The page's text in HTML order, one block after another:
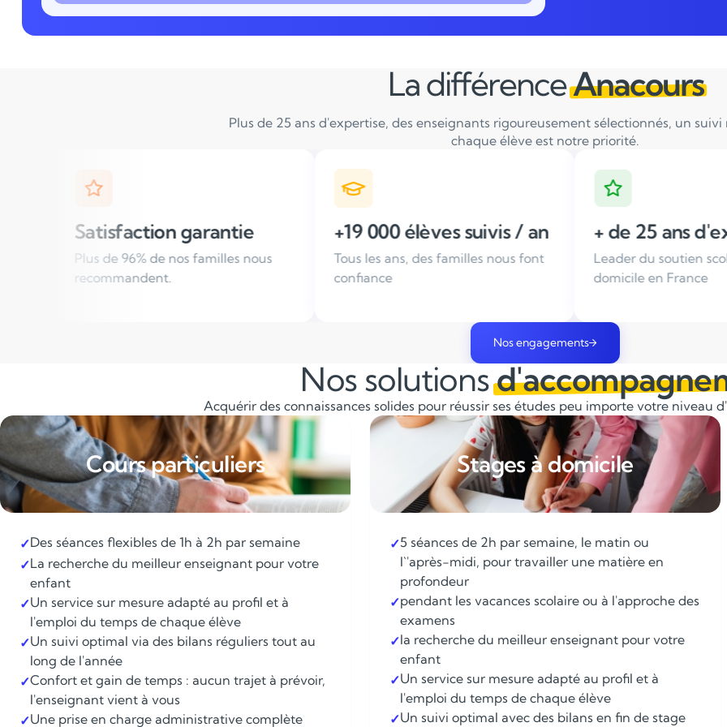
La différenceAnacours
Plus de 25 ans d'expertise, des enseignants rigoureusement sélectionnés, un
chaque élève est notre priorité.
garantie
familles nous
+19 000 élèves suivis / an
Tous les ans, des familles nous font
confiance
+ de 25 ans d'expérience
Leader du soutien scolaire à
Tous
Nos engagements
Nos solutions
Acquérir des connaissances solides pour réussir ses études peu importe votre niveau
Cours particuliers
✓Des séances flexibles de 1h à 2h par semaine
✓La recherche du meilleur enseignant pour votre
enfant
✓Un service sur mesure adapté au profil et à
l'emploi du temps de chaque élève
✓Un suivi optimal via des bilans réguliers tout au
long de l'année
✓Confort et gain de temps : aucun trajet à prévoir,
l'enseignant vient à vous
✓Une prise en charge administrative complète
Stages à domicile
✓5 séances de 2h par semaine, le matin ou
l`'après-midi, pour travailler une matière en
profondeur
✓pendant les vacances scolaire ou à l'approche des
examens
✓la recherche du meilleur enseignant pour votre
enfant
✓Un service sur mesure adapté au profil et à
l'emploi du temps de chaque élève
✓Un suivi optimal avec des bilans en fin de stage